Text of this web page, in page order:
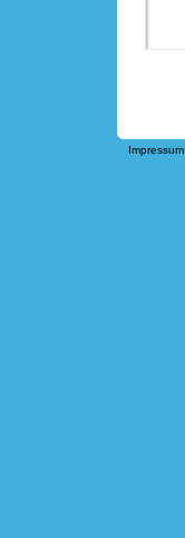
Impressum